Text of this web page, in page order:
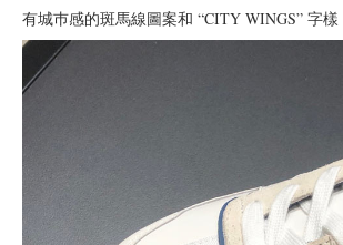
有城巿感的斑馬線圖案和 “CITY WINGS” 字